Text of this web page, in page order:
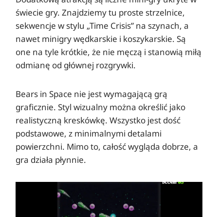
świecie gry. Znajdziemy tu proste strzelnice,
sekwencje w stylu „Time Crisis” na szynach, a
nawet minigry wędkarskie i koszykarskie. Są
one na tyle krótkie, że nie męczą i stanowią miłą
odmianę od głównej rozgrywki.
Bears in Space nie jest wymagającą grą
graficznie. Styl wizualny można określić jako
realistyczną kreskówkę. Wszystko jest dość
podstawowe, z minimalnymi detalami
powierzchni. Mimo to, całość wygląda dobrze, a
gra działa płynnie.